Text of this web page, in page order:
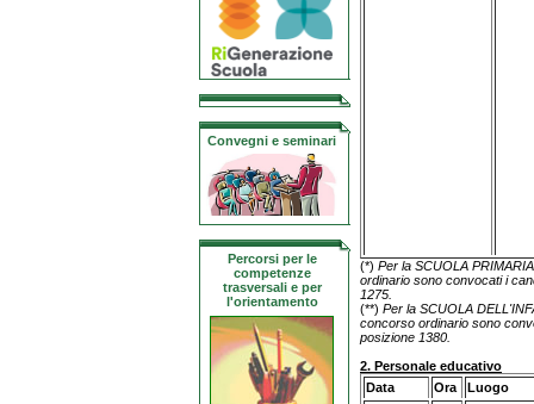
Convegni e seminari
Percorsi per le
competenze
trasversali e per
l'orientamento
(*) Per la SCUOLA
ordinario sono convocati i
1275.
(**) Per la SCUOLA
concorso ordinario sono
posizione 1380.
2. Personale educativo
Data
Ora Luogo